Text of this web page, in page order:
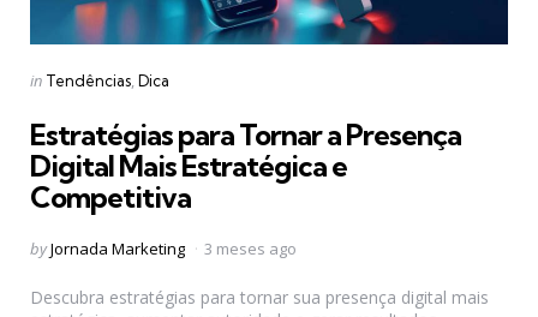
Categories
Posted
in Tendências Dica
Estratégias para Tornar a Presença
Digital Mais Estratégica e
Competitiva
Posted
byJornada Marketing 3 meses ago
Descubra estratégias para tornar sua presença digital mais